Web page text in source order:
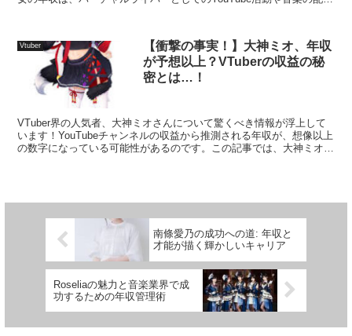
Vtuber
【衝撃の事実！】大神ミオ、年収
が予想以上？VTuberの収益の秘
密とは…！
VTuber界の人気者、大神ミオさんについて驚くべき情報が浮上して
います！YouTubeチャンネルの収益から推測される年収が、想像以上
の数字になっている可能性があるのです。この記事では、大神ミオさ
南條愛乃の成功への道: 年収と
才能が描く輝かしいキャリア
Roseliaの魅力と音楽業界で成
功するための年収管理術